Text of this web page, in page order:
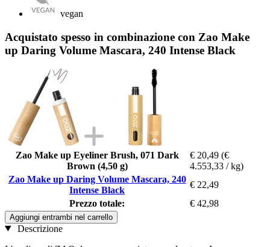
vegan
Acquistato spesso in combinazione con Zao Make
up Daring Volume Mascara, 240 Intense Black
Zao Make up Eyeliner Brush, 071 Dark
Brown (4,50 g)
€ 20,49 (€
4.553,33 / kg)
Zao Make up Daring Volume Mascara, 240
Intense Black
€ 22,49
Prezzo totale:
€ 42,98
Aggiungi entrambi nel carrello
Descrizione